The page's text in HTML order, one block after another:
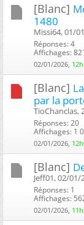
[Blanc]
1480
Missi64, 01/
Réponses: 4
Affichages:
02/01/2026,
[Blanc]
par la
TioChanclas,
Réponses: 20
Affichages: 1
02/01/2026,
[Blanc]
Jeff01, 02/01/
Réponses: 1
Affichages:
02/01/2026,